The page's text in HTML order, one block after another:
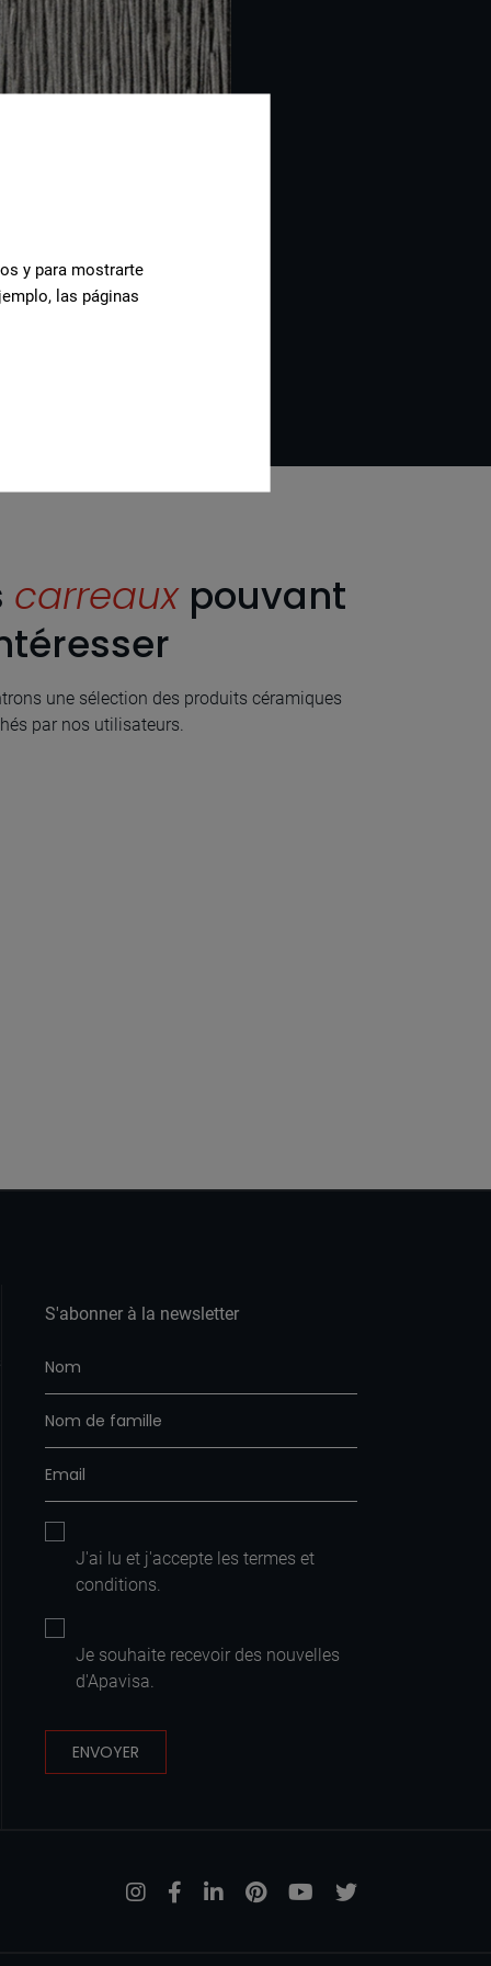
carreauxpouvant
une sélection des produits céramiques
par nos utilisateurs.
S'abonner à la newsletter
J'ai lu et j'accepte les termes et
conditions.
Je souhaite recevoir des nouvelles
d'Apavisa.
y para mostrarte
las páginas